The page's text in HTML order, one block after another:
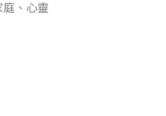
、心靈